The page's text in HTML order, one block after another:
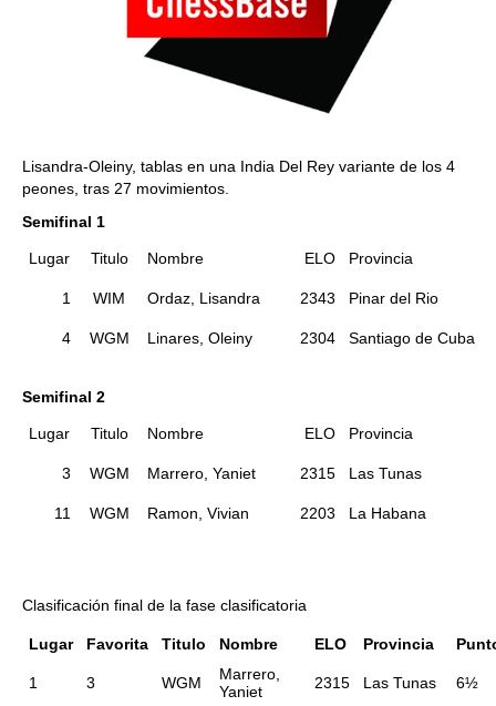
Lisandra-Oleiny, tablas en una India Del Rey variante de los 4
peones, tras 27 movimientos.
Semifinal 1
Lugar Titulo Nombre ELO Provincia
1 WIM Ordaz, Lisandra 2343 Pinar del Rio
4 WGM Linares, Oleiny 2304 Santiago de Cuba
Semifinal 2
Lugar Titulo Nombre ELO Provincia
3 WGM Marrero, Yaniet 2315 Las Tunas
11 WGM Ramon, Vivian 2203 La Habana
Clasificación final de la fase clasificatoria
Lugar Favorita Titulo Nombre ELO Provincia
1 3 WGM
Marrero,
Yaniet
2315 Las Tunas 6½